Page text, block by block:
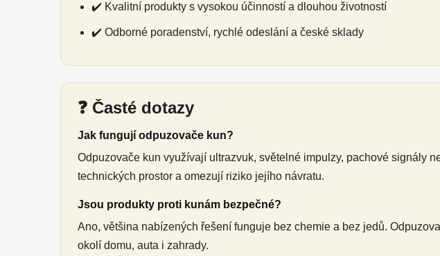
✔️ Kvalitní produkty s vysokou účinností a dlouhou životností
✔️ Odborné poradenství, rychlé odeslání a české sklady
❓ Časté dotazy
Jak fungují odpuzovače kun?
Odpuzovače kun využívají ultrazvuk, světelné impulzy, pachové signály
technických prostor a omezují riziko jejího návratu.
Jsou produkty proti kunám bezpečné?
Ano, většina nabízených řešení funguje bez chemie a bez jedů.
okolí domu, auta i zahrady.